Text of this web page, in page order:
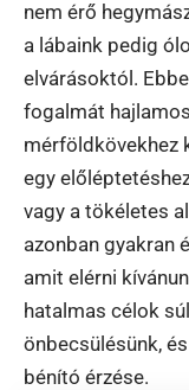
nem érő
a lábaink pedig
elvárásoktól.
fogalmát
mérföldkövekhez
egy
vagy a tökéletes
azonban gyakran
amit elérni
hatalmas célok
önbecsülésünk,
bénító érzése.